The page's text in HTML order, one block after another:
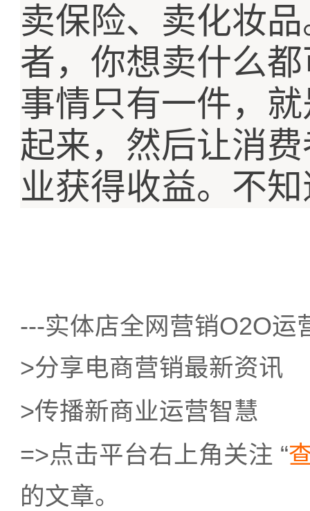
卖保险、卖化妆
者，你想卖什么
事情只有一件，
起来，然后让消
业获得收益。不
---实体店全网营销O2O运
>分享电商营销最新资讯
>传播新商业运营智慧
=>点击平台右上角关注 “
的文章。